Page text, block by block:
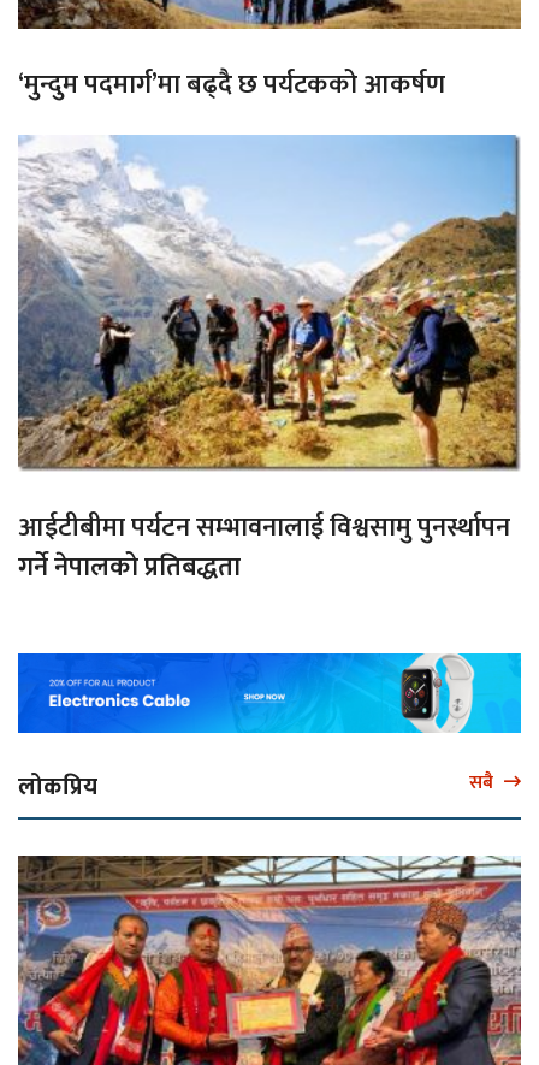
‘मुन्दुम पदमार्ग’मा बढ्दै छ पर्यटकको आकर्षण
आईटीबीमा पर्यटन सम्भावनालाई विश्वसामु पुनर्स्थापन
गर्ने नेपालको प्रतिबद्धता
लोकप्रिय सबै